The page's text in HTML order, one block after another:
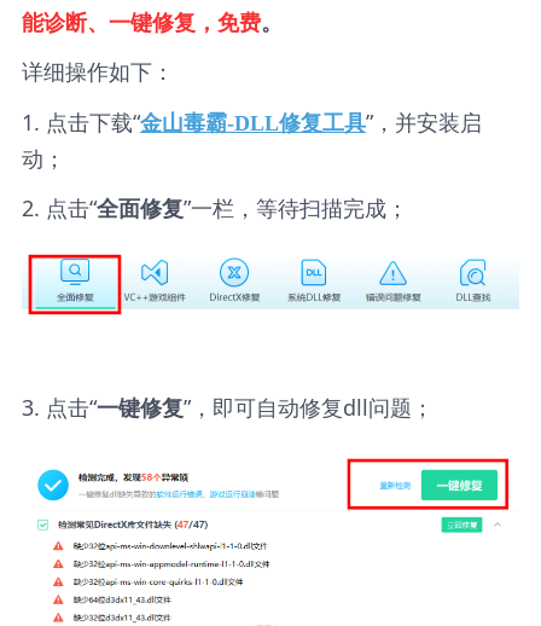
能诊断、一键修复，免费。
详细操作如下：
1. 点击下载“金山毒霸-DLL修复工具”，并安装启
动；
2. 点击“全面修复”一栏，等待扫描完成；
3. 点击“一键修复”，即可自动修复dll问题；